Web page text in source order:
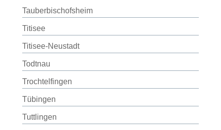
Tauberbischofsheim
Titisee
Titisee-Neustadt
Todtnau
Trochtelfingen
Tübingen
Tuttlingen